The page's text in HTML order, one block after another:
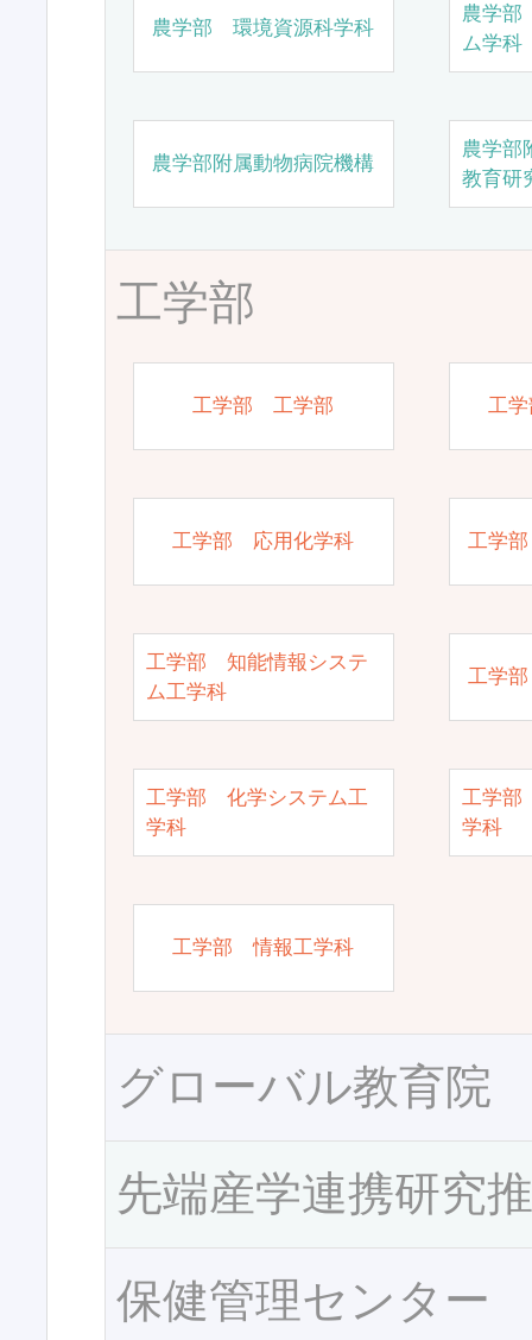
農学部 環境資源科学科
農学
ム学科
農学部附属動物病院機構
農学部
教育研
工学部
工学部 工学部 工
工学部 応用化学科 工学
工学部 知能情報システ
ム工学科
工学
工学部 化学システム工
学科
工学部
学科
工学部 情報工学科
グローバル教育院
先端産学連携研究
保健管理センター